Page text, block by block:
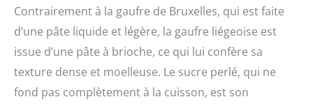
Contrairement à la gaufre de Bruxelles, qui est faite
d’une pâte liquide et légère, la gaufre liégeoise est
issue d’une pâte à brioche, ce qui lui confère sa
texture dense et moelleuse. Le sucre perlé, qui ne
fond pas complètement à la cuisson, est son